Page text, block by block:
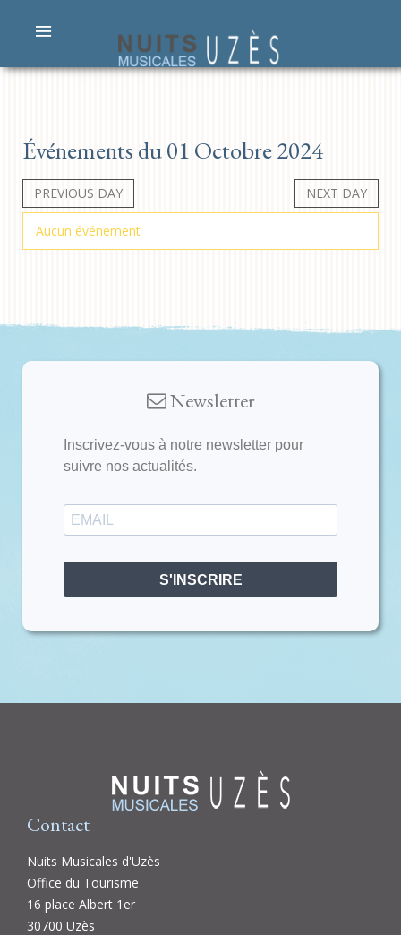
Événements du 01 Octobre 2024
PREVIOUS DAY NEXT DAY
Aucun événement
Newsletter
Inscrivez-vous à notre newsletter pour
suivre nos actualités.
S'INSCRIRE
Contact
Nuits Musicales d'Uzès
Office du Tourisme
16 place Albert 1er
30700 Uzès